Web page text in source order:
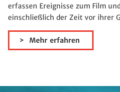
erfassen Ereignisse zum Film
einschließlich der Zeit vor ihrer
Mehr erfahren